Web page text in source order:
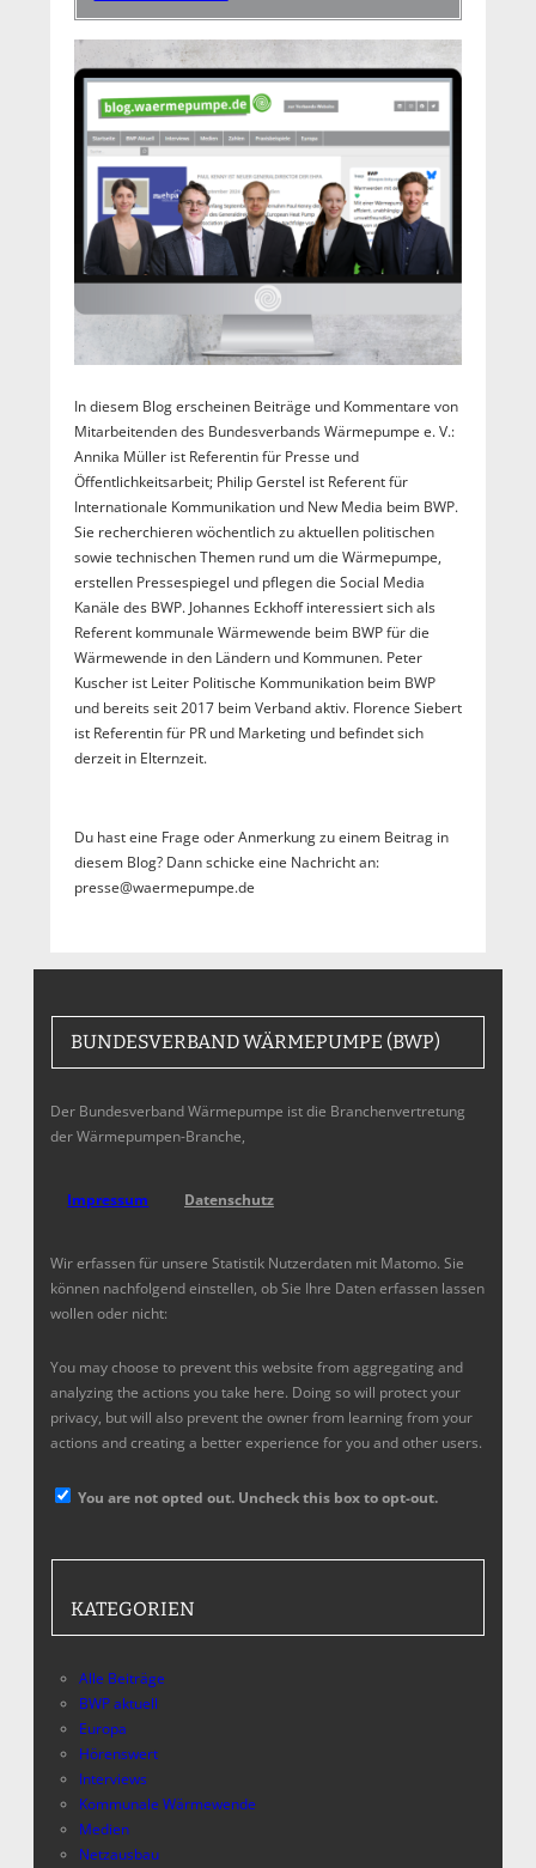
In diesem Blog erscheinen Beiträge und Kommentare von
Mitarbeitenden des Bundesverbands Wärmepumpe e. V.:
Annika Müller ist Referentin für Presse und
Öffentlichkeitsarbeit; Philip Gerstel ist Referent für
Internationale Kommunikation und New Media beim BWP.
Sie recherchieren wöchentlich zu aktuellen politischen
sowie technischen Themen rund um die Wärmepumpe,
erstellen Pressespiegel und pflegen die Social Media
Kanäle des BWP. Johannes Eckhoff interessiert sich als
Referent kommunale Wärmewende beim BWP für die
Wärmewende in den Ländern und Kommunen. Peter
Kuscher ist Leiter Politische Kommunikation beim BWP
und bereits seit 2017 beim Verband aktiv. Florence Siebert
ist Referentin für PR und Marketing und befindet sich
derzeit in Elternzeit.
Du hast eine Frage oder Anmerkung zu einem Beitrag in
diesem Blog? Dann schicke eine Nachricht an:
presse@waermepumpe.de
BUNDESVERBAND WÄRMEPUMPE (BWP)
Der Bundesverband Wärmepumpe ist die Branchenvertretung
der Wärmepumpen-Branche,
Impressum Datenschutz
Wir erfassen für unsere Statistik Nutzerdaten mit Matomo. Sie
können nachfolgend einstellen, ob Sie Ihre Daten erfassen lassen
wollen oder nicht:
You may choose to prevent this website from aggregating and
analyzing the actions you take here. Doing so will protect your
privacy, but will also prevent the owner from learning from your
actions and creating a better experience for you and other users.
You are not opted out. Uncheck this box to opt-out.
KATEGORIEN
Alle Beiträge
BWP aktuell
Europa
Hörenswert
Interviews
Kommunale Wärmewende
Medien
Netzausbau